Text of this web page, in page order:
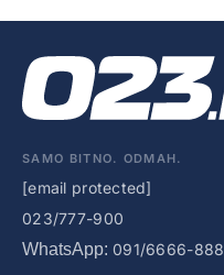
SAMO BITNO. ODMAH.
[email protected]
023/777-900
WhatsApp: 091/6666-888